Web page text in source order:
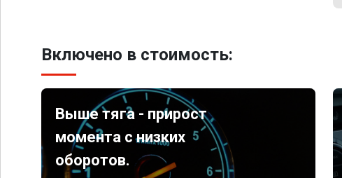
Включено в стоимость:
Выше тяга - прирост
момента с низких
оборотов.